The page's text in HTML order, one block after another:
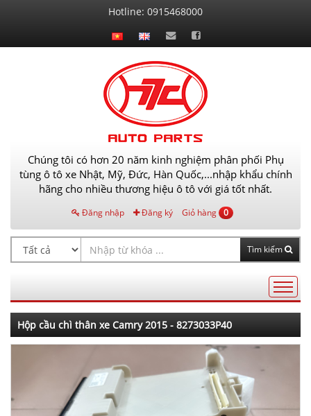
hệ
Hotline: 0915468000
Chúng tôi có hơn 20 năm kinh nghiệm phân phối Phụ
tùng ô tô xe Nhật, Mỹ, Đức, Hàn Quốc,...nhập khẩu chính
hãng cho nhiều thương hiệu ô tô với giá tốt nhất.
Đăng nhập Đăng ký Giỏ hàng 0
Tìm kiếm
AutoPart
Hộp cầu chì thân xe Camry 2015 - 8273033P40